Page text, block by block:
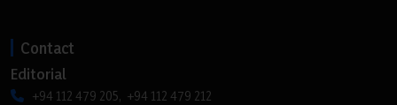
Contact
Editorial
+94 112 479 205, +94 112 479 212